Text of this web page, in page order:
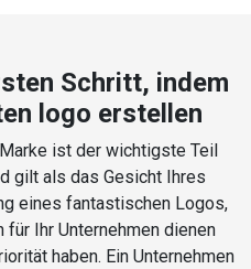
Schritt, indem
logo erstellen
ist der wichtigste Teil
gilt als das Gesicht Ihres
eines fantastischen Logos,
Ihr Unternehmen dienen
haben. Ein Unternehmen